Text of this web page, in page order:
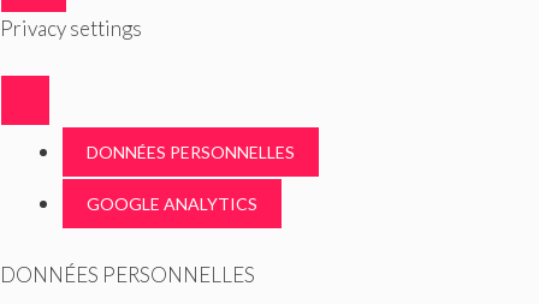
FERMER
Privacy settings
DONNÉES PERSONNELLES
GOOGLE ANALYTICS
DONNÉES PERSONNELLES